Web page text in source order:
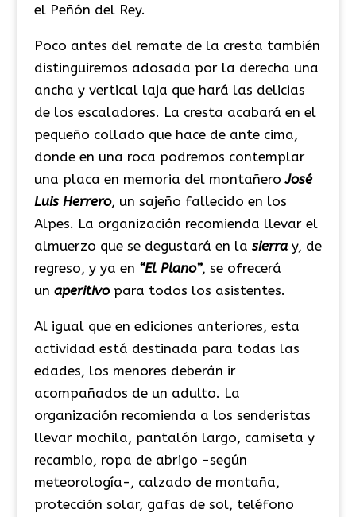
el Peñón del Rey.
Poco antes del remate de la cresta también
distinguiremos adosada por la derecha una
ancha y vertical laja que hará las delicias
de los escaladores. La cresta acabará en el
pequeño collado que hace de ante cima,
donde en una roca podremos contemplar
una placa en memoria del montañeroJosé
Luis Herrero, un sajeño fallecido en los
Alpes. La organización recomienda llevar el
almuerzo que se degustará en la sierray, de
regreso, y ya en “El Plano”, se ofrecerá
un aperitivo para todos los asistentes.
Al igual que en ediciones anteriores, esta
actividad está destinada para todas las
edades, los menores deberán ir
acompañados de un adulto. La
organización recomienda a los senderistas
llevar mochila, pantalón largo, camiseta y
recambio, ropa de abrigo -según
meteorología-, calzado de montaña,
protección solar, gafas de sol, teléfono